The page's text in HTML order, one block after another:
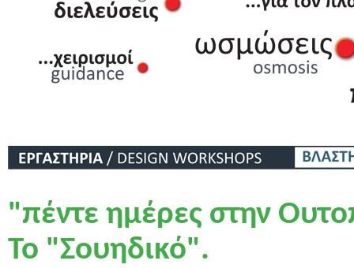
"πέντε ημέρες στην
Το "Σουηδικό".